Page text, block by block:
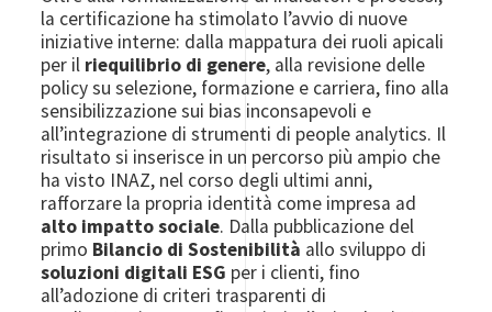
la certificazione ha stimolato l’avvio di nuove
iniziative interne: dalla mappatura dei ruoli apicali
per il riequilibrio di genere, alla revisione delle
policy su selezione, formazione e carriera, fino alla
sensibilizzazione sui bias inconsapevoli e
all’integrazione di strumenti di people analytics. Il
risultato si inserisce in un percorso più ampio che
ha visto INAZ, nel corso degli ultimi anni,
rafforzare la propria identità come impresa ad
alto impatto sociale. Dalla pubblicazione del
primo Bilancio di Sostenibilità allo sviluppo di
soluzioni digitali ESG per i clienti, fino
all’adozione di criteri trasparenti di